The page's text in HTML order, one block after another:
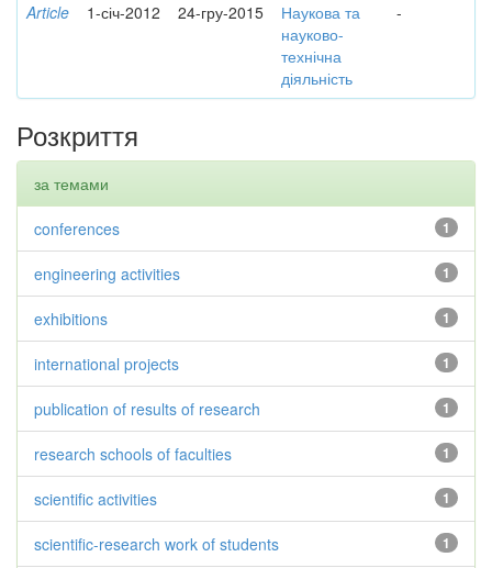
Article 1-січ-2012 24-гру-2015
Наукова та
науково-
технічна
діяльність
-
Розкриття
за темами
1
conferences
1
engineering activities
1
exhibitions
1
international projects
1
publication of results of research
1
research schools of faculties
1
scientific activities
1
scientific-research work of students